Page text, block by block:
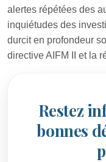
alertes répétées des
inquiétudes des
durcit en profondeur
directive AIFM II et la
Restez
bonnes